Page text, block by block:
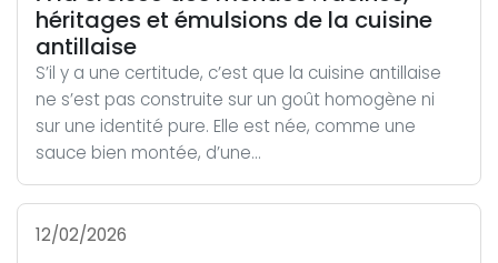
héritages et émulsions de la cuisine
antillaise
S’il y a une certitude, c’est que la cuisine antillaise
ne s’est pas construite sur un goût homogène ni
sur une identité pure. Elle est née, comme une
sauce bien montée, d’une...
12/02/2026